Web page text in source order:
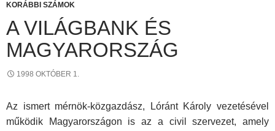
KORÁBBI SZÁMOK
A VILÁGBANK ÉS
MAGYARORSZÁG
1998 OKTÓBER 1.
Az ismert mérnök-közgazdász, Lóránt Károly vezetésével
működik Magyarországon is az a civil szervezet, amely